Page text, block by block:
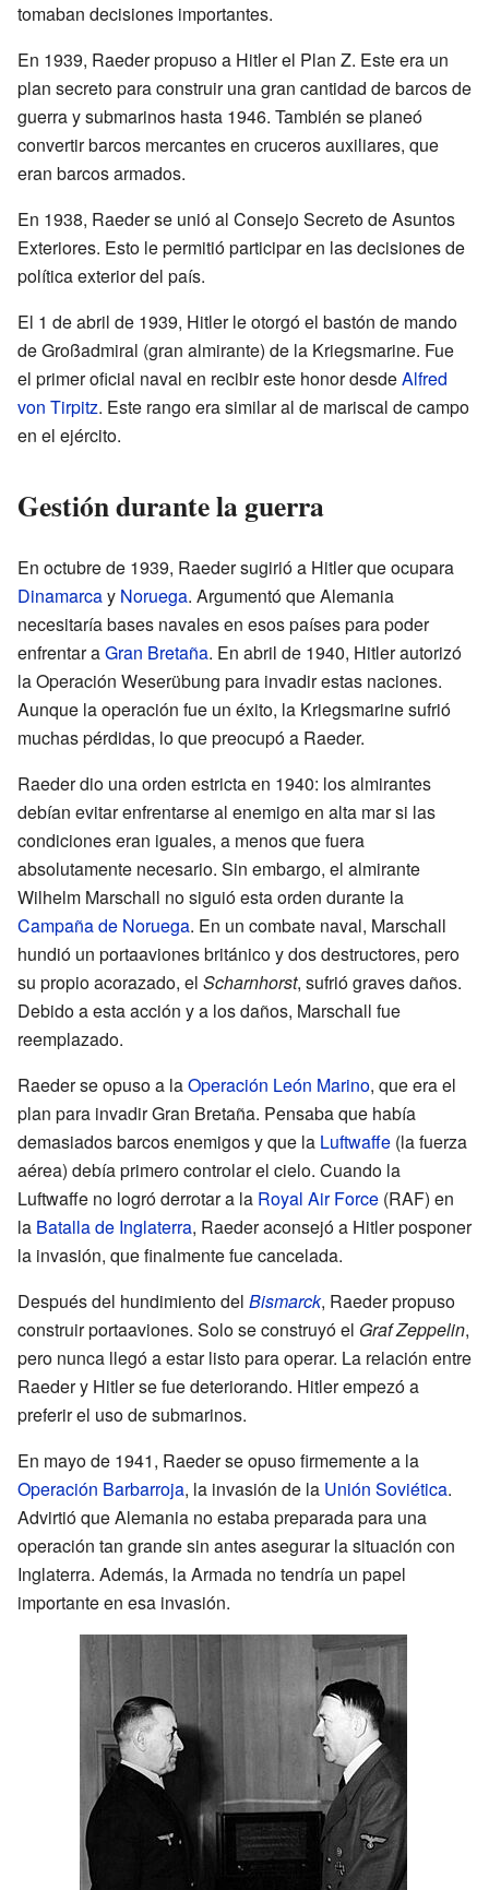
tomaban decisiones importantes.
En 1939, Raeder propuso a Hitler el Plan Z. Este era un
plan secreto para construir una gran cantidad de barcos de
guerra y submarinos hasta 1946. También se planeó
convertir barcos mercantes en cruceros auxiliares, que
eran barcos armados.
En 1938, Raeder se unió al Consejo Secreto de Asuntos
Exteriores. Esto le permitió participar en las decisiones de
política exterior del país.
El 1 de abril de 1939, Hitler le otorgó el bastón de mando
de Großadmiral (gran almirante) de la Kriegsmarine. Fue
el primer oficial naval en recibir este honor desdeAlfred
von Tirpitz. Este rango era similar al de mariscal de campo
en el ejército.
Gestión durante la guerra
En octubre de 1939, Raeder sugirió a Hitler que ocupara
Dinamarcay Noruega. Argumentó que Alemania
necesitaría bases navales en esos países para poder
enfrentar aGran Bretaña. En abril de 1940, Hitler autorizó
la Operación Weserübung para invadir estas naciones.
Aunque la operación fue un éxito, la Kriegsmarine sufrió
muchas pérdidas, lo que preocupó a Raeder.
Raeder dio una orden estricta en 1940: los almirantes
debían evitar enfrentarse al enemigo en alta mar si las
condiciones eran iguales, a menos que fuera
absolutamente necesario. Sin embargo, el almirante
Wilhelm Marschall no siguió esta orden durante la
Campaña de Noruega. En un combate naval, Marschall
hundió un portaaviones británico y dos destructores, pero
su propio acorazado, el Scharnhorst, sufrió graves daños.
Debido a esta acción y a los daños, Marschall fue
reemplazado.
Raeder se opuso a laOperación León Marino, que era el
plan para invadir Gran Bretaña. Pensaba que había
demasiados barcos enemigos y que la Luftwaffe (la fuerza
aérea) debía primero controlar el cielo. Cuando la
Luftwaffe no logró derrotar a la Royal Air Force (RAF) en
la Batalla de Inglaterra, Raeder aconsejó a Hitler posponer
la invasión, que finalmente fue cancelada.
Después del hundimiento del Bismarck, Raeder propuso
construir portaaviones. Solo se construyó el Graf Zeppelin,
pero nunca llegó a estar listo para operar. La relación entre
Raeder y Hitler se fue deteriorando. Hitler empezó a
preferir el uso de submarinos.
En mayo de 1941, Raeder se opuso firmemente a la
Operación Barbarroja, la invasión de la Unión Soviética.
Advirtió que Alemania no estaba preparada para una
operación tan grande sin antes asegurar la situación con
Inglaterra. Además, la Armada no tendría un papel
importante en esa invasión.